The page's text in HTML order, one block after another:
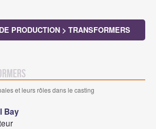
PRODUCTION > TRANSFORMERS
et leurs rôles dans le casting
Bay